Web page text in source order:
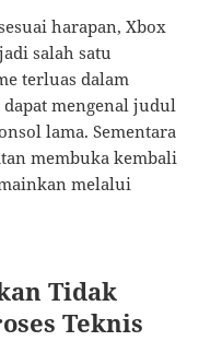
harapan, Xbox
salah satu
terluas dalam
dapat mengenal judul
lama. Sementara
membuka kembali
melalui
Tidak
Teknis